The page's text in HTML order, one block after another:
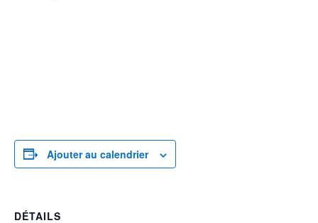
Ajouter au calendrier
DÉTAILS